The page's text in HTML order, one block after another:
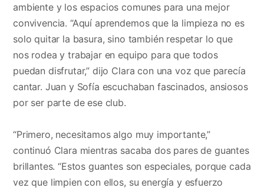
ambiente y los espacios comunes para una mejor
convivencia. “Aquí aprendemos que la limpieza no es
solo quitar la basura, sino también respetar lo que
nos rodea y trabajar en equipo para que todos
puedan disfrutar,” dijo Clara con una voz que parecía
cantar. Juan y Sofía escuchaban fascinados, ansiosos
por ser parte de ese club.
“Primero, necesitamos algo muy importante,”
continuó Clara mientras sacaba dos pares de guantes
brillantes. “Estos guantes son especiales, porque cada
vez que limpien con ellos, su energía y esfuerzo